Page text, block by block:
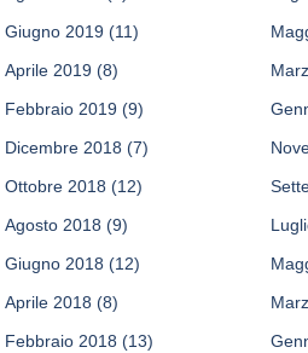
Giugno 2019 (11)
Aprile 2019 (8)
Febbraio 2019 (9)
Dicembre 2018 (7)
Ottobre 2018 (12)
Agosto 2018 (9)
Giugno 2018 (12)
Aprile 2018 (8)
Febbraio 2018 (13)